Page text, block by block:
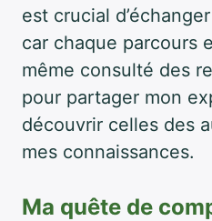
est crucial
car chaque parcours
même consulté des
pour partager mon
découvrir celles des
mes connaissances.
Ma quête de